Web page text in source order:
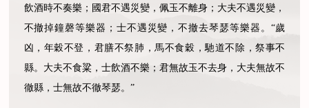
飲酒時不奏樂；國君不遇災變，佩玉不離身；大夫不遇災變，
不撤掉鐘磬等樂器；士不遇災變，不撤去琴瑟等樂器。“歲
凶，年穀不登，君膳不祭肺，馬不食穀，馳道不除，祭事不
縣。大夫不食粱，士飲酒不樂；君無故玉不去身，大夫無故不
徹縣，士無故不徹琴瑟。”